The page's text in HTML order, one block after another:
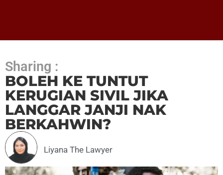
Sharing :
BOLEH KE TUNTUT
KERUGIAN SIVIL JIKA
LANGGAR JANJI NAK
BERKAHWIN?
Liyana The Lawyer